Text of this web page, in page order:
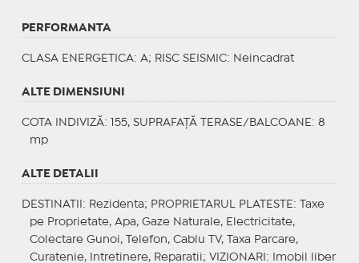
PERFORMANTA
CLASA ENERGETICA: A; RISC SEISMIC: Neincadrat
ALTE DIMENSIUNI
COTA INDIVIZĂ: 155, SUPRAFAȚĂ TERASE/BALCOANE: 8
mp
ALTE DETALII
DESTINATII : Rezidenta; PROPRIETARUL PLATESTE : Taxe
pe Proprietate, Apa, Gaze Naturale, Electricitate,
Colectare Gunoi, Telefon, Cablu TV, Taxa Parcare,
Curatenie, Intretinere, Reparatii; VIZIONARI : Imobil liber